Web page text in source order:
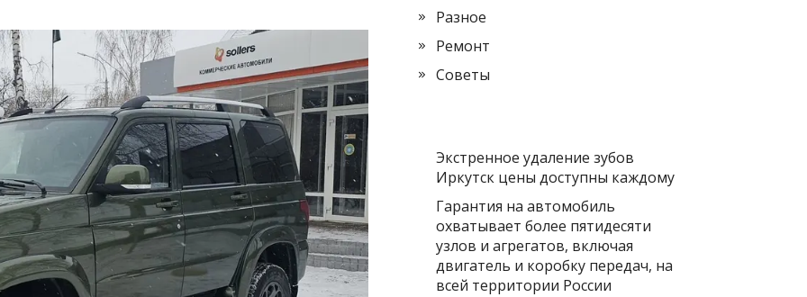
Разное
Ремонт
Советы
Экстренное удаление зубов
Иркутск цены доступны каждому
Гарантия на автомобиль
охватывает более пятидесяти
узлов и агрегатов, включая
двигатель и коробку передач, на
всей территории России